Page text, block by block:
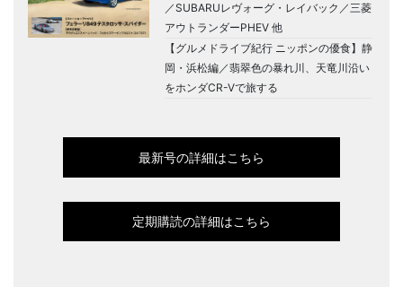
／SUBARUレヴォーグ・レイバック／三菱
アウトランダーPHEV 他
【グルメドライブ紀行 ニッポンの優食】静
岡・浜松編／翡翠色の暴れ川、天竜川沿い
をホンダCR-Vで旅する
最新号の詳細はこちら
定期購読の詳細はこちら